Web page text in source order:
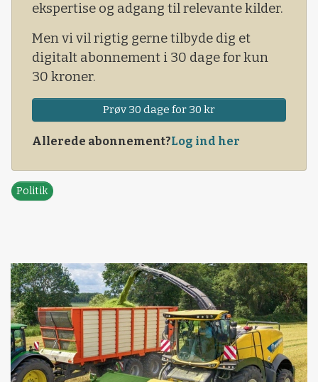
ekspertise og adgang til relevante kilder.
Men vi vil rigtig gerne tilbyde dig et
digitalt abonnement i 30 dage for kun
30 kroner.
Prøv 30 dage for 30 kr
Allerede abonnement?Log ind her
Politik